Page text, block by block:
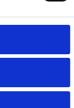
39.26